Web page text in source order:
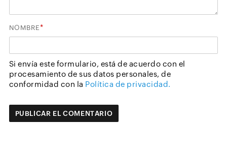
NOMBRE*
Si envía este formulario, está de acuerdo con el
procesamiento de sus datos personales, de
conformidad con la Política de privacidad.